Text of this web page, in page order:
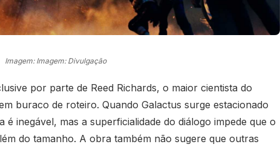
Imagem: Imagem: Divulgação
por parte de Reed Richards, o maior cientista do
buraco de roteiro. Quando Galactus surge estacionado
inegável, mas a superficialidade do diálogo impede que o
do tamanho. A obra também não sugere que outras